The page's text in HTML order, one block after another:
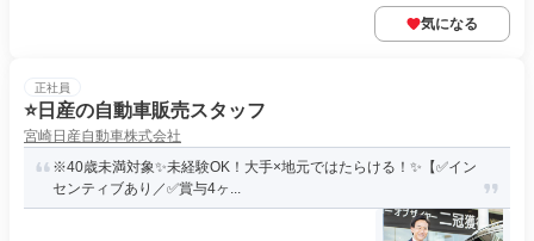
気になる
正社員
⭐️日産の自動車販売スタッフ
宮崎日産自動車株式会社
※40歳未満対象✨未経験OK！大手×地元ではたらける！✨【✅イン
センティブあり／✅賞与4ヶ...